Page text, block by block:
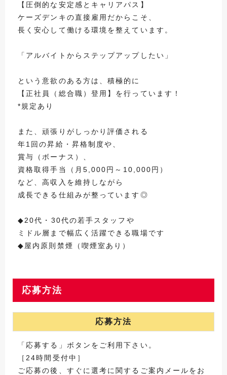
【圧倒的な安定感とキャリアパス】
ケーズデンキの直接雇用だからこそ、
長く安心して働ける環境を整えています。
「アルバイトからステップアップしたい」
という意欲のある方は、積極的に
【正社員（総合職）登用】を行っています！
*規定あり
また、頑張りがしっかり評価される
年1回の昇給・昇格制度や、
賞与（ボーナス）、
資格取得手当（月5,000円～10,000円）
など、高収入を維持しながら
成長できる仕組みが整っています◎
◆20代・30代の若手スタッフや
ミドル層まで幅広く活躍できる職場です
◆屋内原則禁煙（喫煙室あり）
応募方法
応募方法
「応募する」ボタンをご利用下さい。
［24時間受付中］
ご応募の後、すぐに選考に関するご案内メールをお